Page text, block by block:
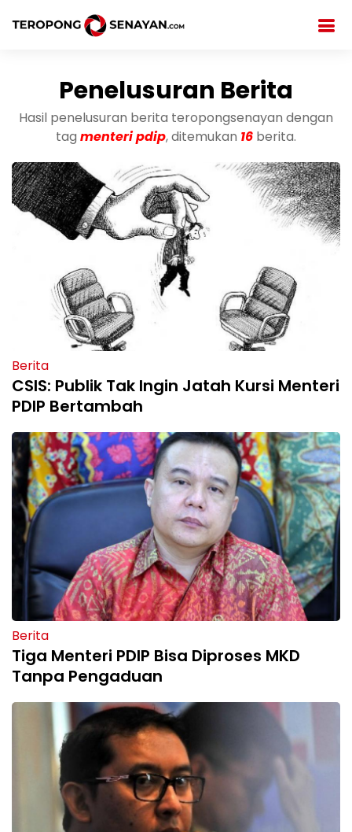
Penelusuran Berita
Hasil penelusuran berita teropongsenayan dengan
tag menteri pdip, ditemukan 16 berita.
Berita
CSIS: Publik Tak Ingin Jatah Kursi Menteri
PDIP Bertambah
Berita
Tiga Menteri PDIP Bisa Diproses MKD
Tanpa Pengaduan